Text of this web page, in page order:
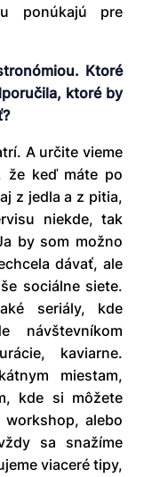
ponúkajú pre
Ktoré
ktoré by
A určite vieme
že keď máte po
z jedla a z pitia,
niekde, tak
by som možno
dávať, ale
sociálne siete.
seriály, kde
návštevníkom
kaviarne.
miestam,
kde si môžete
alebo
sa snažíme
viaceré tipy,